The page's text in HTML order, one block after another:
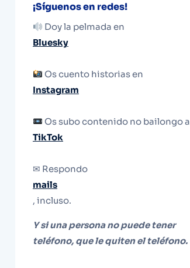
¡Síguenos en redes!
Doy la pelmada en
Bluesky
Os cuento historias en
Instagram
Os subo contenido no bailongo a
TikTok
✉ Respondo
mails
, incluso.
Y si una persona no puede tener
teléfono, que le quiten el teléfono.